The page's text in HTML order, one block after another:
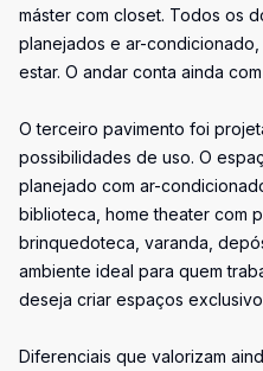
máster com closet. Todos os
planejados e ar-
estar. O andar conta ainda
O terceiro pavimento foi
possibilidades de uso. O
planejado com ar-
biblioteca, home theater com
brinquedoteca, varanda,
ambiente ideal para quem
deseja criar espaços
Diferenciais que valorizam